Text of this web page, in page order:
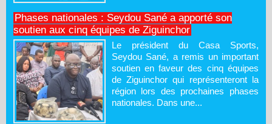
Phases nationales : Seydou Sané a apporté son
soutien aux cinq équipes de Ziguinchor
Le président du Casa Sports,
Seydou Sané, a remis un important
soutien en faveur des cinq équipes
de Ziguinchor qui représenteront la
région lors des prochaines phases
nationales. Dans une...